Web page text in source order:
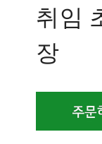
취임
장